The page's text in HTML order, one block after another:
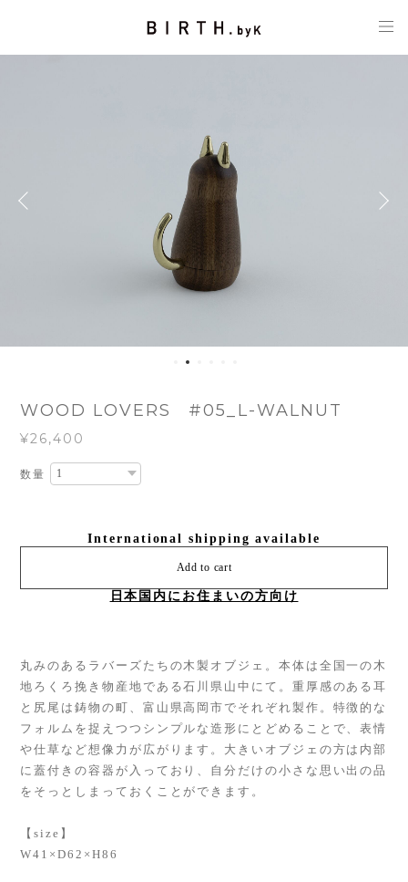
WOOD LOVERS #05_L-WALNUT
¥26,400
数量
International shipping available
Add to cart
日本国内にお住まいの方向け
丸みのあるラバーズたちの木製オブジェ。本体は全国一の木
地ろくろ挽き物産地である石川県山中にて。重厚感のある耳
と尻尾は鋳物の町、富山県高岡市でそれぞれ製作。特徴的な
フォルムを捉えつつシンプルな造形にとどめることで、表情
や仕草など想像力が広がります。大きいオブジェの方は内部
に蓋付きの容器が入っており、自分だけの小さな思い出の品
をそっとしまっておくことができます。
【size】
W41×D62×H86